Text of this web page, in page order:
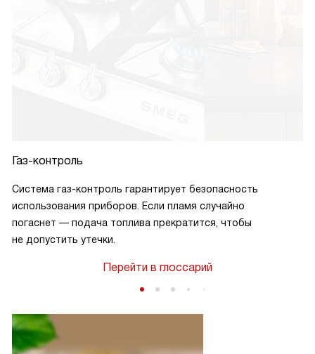
Газ-контроль
Система газ-контроль гарантирует безопасность
использования приборов. Если пламя случайно
погаснет — подача топлива прекратится, чтобы
не допустить утечки.
Перейти в глоссарий